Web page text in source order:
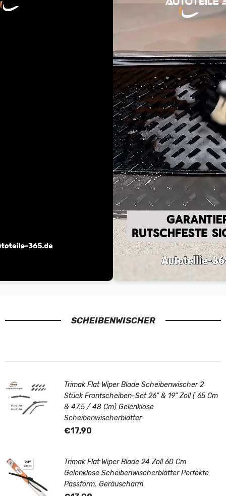
SCHEIBENWISCHER
Trimak Flat Wiper Blade Scheibenwischer 2
Stück Frontscheiben-Set 26" & 19" Zoll ( 65 Cm
& 47.5 / 48 Cm) Gelenklose
Scheibenwischerblätter
€17,90
Trimak Flat Wiper Blade 24 Zoll 60 Cm
Gelenklose Scheibenwischerblätter Perfekte
Passform, Geräuscharm